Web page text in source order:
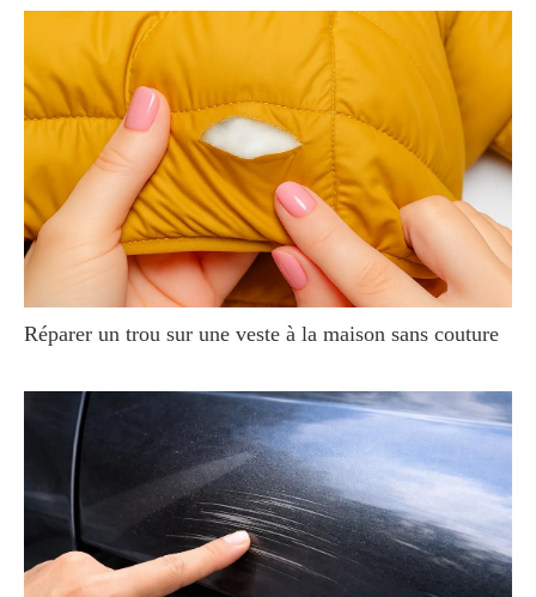
Réparer un trou sur une veste à la maison sans couture